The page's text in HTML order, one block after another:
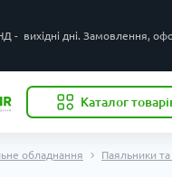
- вихідні дні. Замовлення,
Каталог
обладнання Паяльники